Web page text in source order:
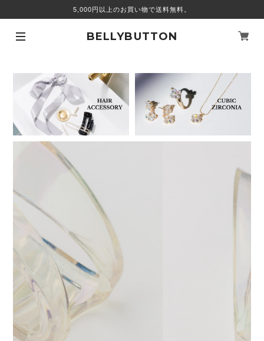
5,000円以上のお買い物で送料無料。
BELLYBUTTON